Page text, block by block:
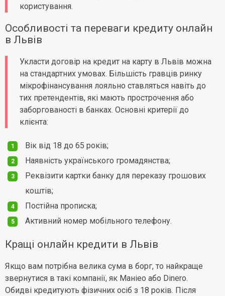
користування.
Особливості та переваги кредиту онлайн
в Львів
Укласти договір на кредит на карту в Львів можна
на стандартних умовах. Більшість гравців ринку
мікрофінансування лояльно ставляться навіть до
тих претендентів, які мають прострочення або
заборгованості в банках. Основні критерії до
клієнта:
Вік від 18 до 65 років;
Наявність українського громадянства;
Реквізити картки банку для переказу грошових
коштів;
Постійна прописка;
Активний номер мобільного телефону.
Кращі онлайн кредити в Львів
Якщо вам потрібна велика сума в борг, то найкраще
звернутися в такі компанії, як Маніео або Dinero.
Обидві кредитують фізичних осіб з 18 років. Після